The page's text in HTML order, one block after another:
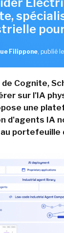
Filippone, publié
de Cognite,
sur l'IA
une
d'agents IA
portefeuille